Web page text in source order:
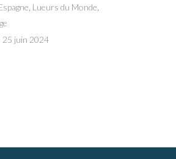
Lueurs du Monde
25 juin 2024